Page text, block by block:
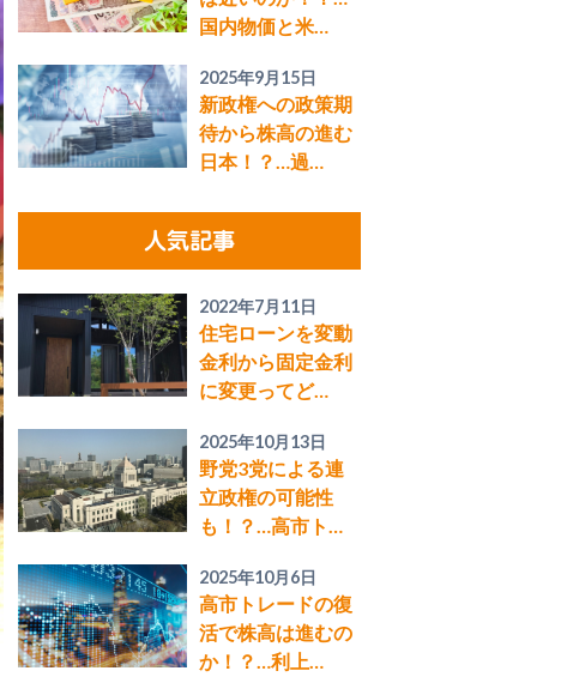
国内物価と米…
2025年9月15日
新政権への政策期
待から株高の進む
日本！？…過…
人気記事
2022年7月11日
住宅ローンを変動
金利から固定金利
に変更ってど…
2025年10月13日
野党3党による連
立政権の可能性
も！？…高市ト…
2025年10月6日
高市トレードの復
活で株高は進むの
か！？…利上…